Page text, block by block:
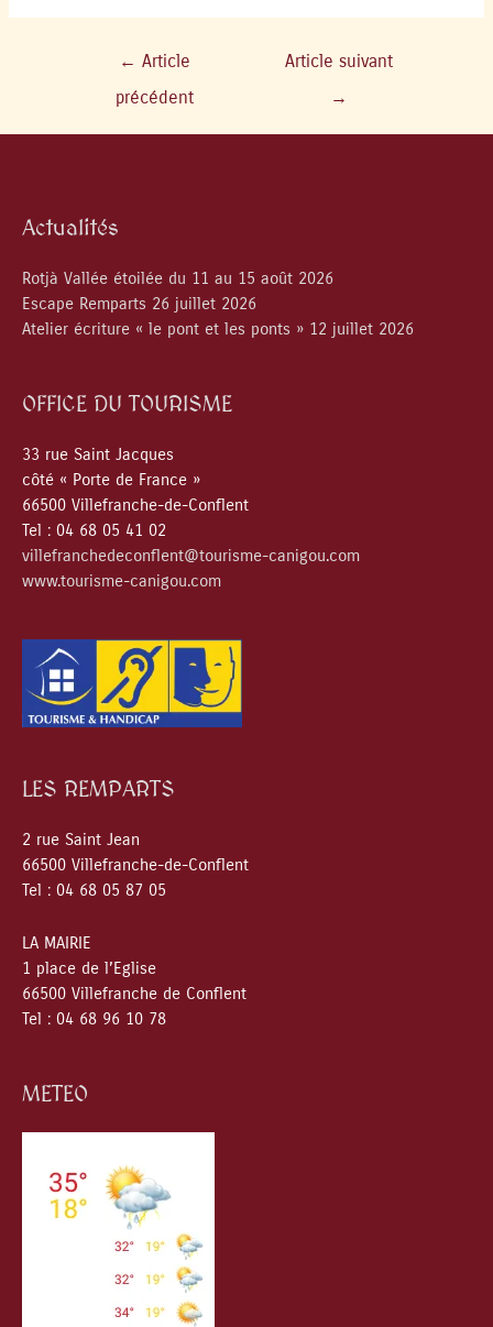
← Article
précédent
Article suivant
→
Actualités
Rotjà Vallée étoilée du 11 au 15 août 2026
Escape Remparts 26 juillet 2026
Atelier écriture « le pont et les ponts » 12 juillet 2026
OFFICE DU TOURISME
33 rue Saint Jacques
côté « Porte de France »
66500 Villefranche-de-Conflent
Tel : 04 68 05 41 02
villefranchedeconflent@tourisme-canigou.com
www.tourisme-canigou.com
LES REMPARTS
2 rue Saint Jean
66500 Villefranche-de-Conflent
Tel : 04 68 05 87 05
LA MAIRIE
1 place de l’Eglise
66500 Villefranche de Conflent
Tel : 04 68 96 10 78
METEO